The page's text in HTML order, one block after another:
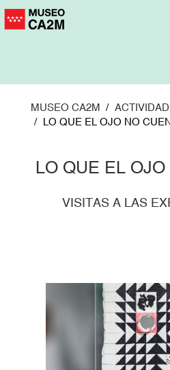
Pasar
MUSEO CA2M
LO QUE EL OJO NO
LO QUE EL
VISITAS A LAS